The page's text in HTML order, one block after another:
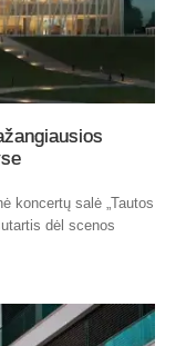
koncertų salė „Tautos
dėl scenos